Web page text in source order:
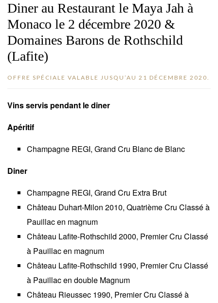
Diner au Restaurant le Maya Jah à
Monaco le 2 décembre 2020 &
Domaines Barons de Rothschild
(Lafite)
OFFRE SPÉCIALE VALABLE JUSQU’AU 21 DÉCEMBRE 2020.
Vins servis pendant le diner
Apéritif
Champagne REGI, Grand Cru Blanc de Blanc
Diner
Champagne REGI, Grand Cru Extra Brut
Château Duhart-Milon 2010, Quatrième Cru Classé à
Pauillac en magnum
Château Lafite-Rothschild 2000, Premier Cru Classé
à Pauillac en magnum
Château Lafite-Rothschild 1990, Premier Cru Classé
à Pauillac en double Magnum
Château Rieussec 1990, Premier Cru Classé à